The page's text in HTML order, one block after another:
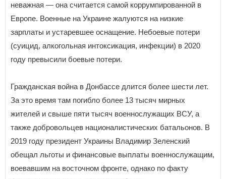
неважная — она считается самой коррумпированной в
Европе. Военные на Украине жалуются на низкие
зарплаты и устаревшее оснащение. Небоевые потери
(суицид, алкогольная интоксикация, инфекции) в 2020
году превысили боевые потери.
Гражданская война в Донбассе длится более шести лет.
За это время там погибло более 13 тысяч мирных
жителей и свыше пяти тысяч военнослужащих ВСУ, а
также добровольцев националистических батальонов. В
2019 году президент Украины Владимир Зеленский
обещал льготы и финансовые выплаты военнослужащим,
воевавшим на восточном фронте, однако по факту